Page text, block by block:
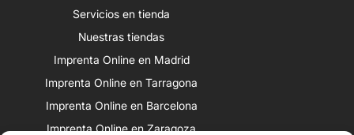
Servicios en tienda
Nuestras tiendas
Imprenta Online en Madrid
Imprenta Online en Tarragona
Imprenta Online en Barcelona
Imprenta Online en Zaragoza